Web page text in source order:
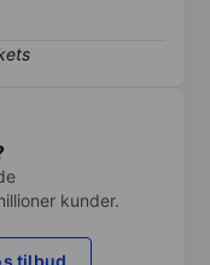
kunder.
tilbud